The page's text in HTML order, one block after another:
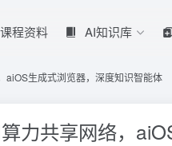
课程资料 AI知识库
aiOS生成式浏览器，深度知识智能体
力共享网络，